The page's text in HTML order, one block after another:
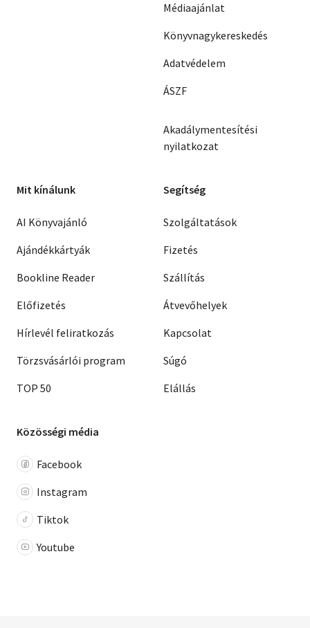
Médiaajánlat
Könyvnagykereskedés
Adatvédelem
ÁSZF
Akadálymentesítési
nyilatkozat
Mit kínálunk
AI Könyvajánló
Ajándékkártyák
Bookline Reader
Előfizetés
Hírlevél feliratkozás
Törzsvásárlói program
TOP 50
Segítség
Szolgáltatások
Fizetés
Szállítás
Átvevőhelyek
Kapcsolat
Súgó
Elállás
Közösségi média
Facebook
Instagram
Tiktok
Youtube